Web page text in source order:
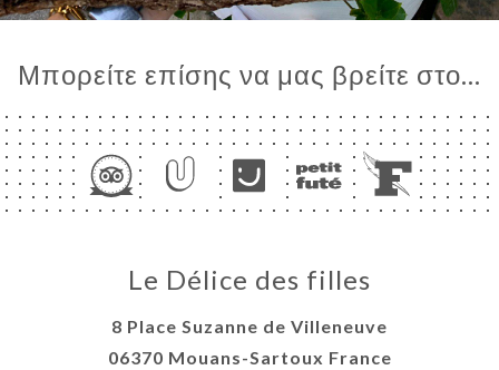
Μπορείτε επίσης να μας βρείτε στο...
Le Délice des filles
8 Place Suzanne de Villeneuve
06370 Mouans-Sartoux France